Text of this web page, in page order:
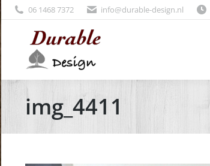
06 1468 7372 info@durable-design.nl
img_4411